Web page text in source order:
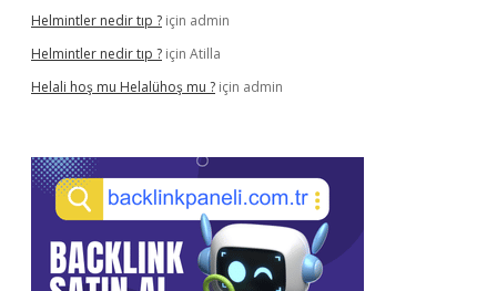
Helmintler nedir tıp ? için admin
Helmintler nedir tıp ? için Atilla
Helali hoş mu Helalühoş mu ? için admin